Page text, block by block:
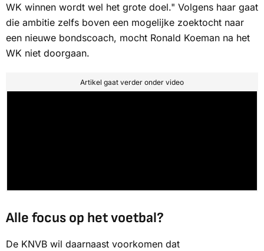
WK winnen wordt wel het grote doel." Volgens haar gaat
die ambitie zelfs boven een mogelijke zoektocht naar
een nieuwe bondscoach, mocht Ronald Koeman na het
WK niet doorgaan.
Artikel gaat verder onder video
Alle focus op het voetbal?
De KNVB wil daarnaast voorkomen dat